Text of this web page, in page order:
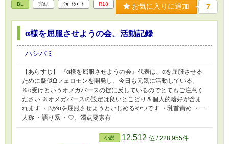
BL 完結 ｼｮｰﾄｼｮｰﾄ R18 お気に入りに追加 7
α様を屈服させようの会、活動記録
ハシバミ
【あらすじ】 『α様を屈服させようの会』代表は、αを屈服させる
ために疑似Ωフェロモンを開発し、今日も元気に活動している。
※α受けというオメガバースの掟に反しているのでとてもご注意く
ださい ※オメガバースの設定は良いとこどり＆個人的嗜好が含ま
れます ・βがαを屈服させようといじめるやつです ・乳首責め ・一
人称 ・語り系 ・♡、濁点要素有
小説 12,512 位 / 228,955件